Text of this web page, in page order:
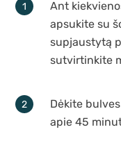
Ant
apsukite su
supjaustytą
sutvirtinkite
Dėkite
apie 45